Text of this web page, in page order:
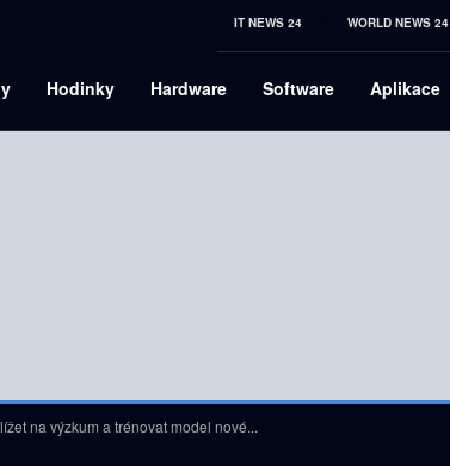
IT NEWS 24 WORLD NEWS 24
Hodinky Hardware Software Aplikace
na výzkum a trénovat model nové...